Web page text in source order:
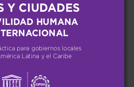
para gobiernos locales
Latina y el Caribe
Y CIUDADES
HUMANA